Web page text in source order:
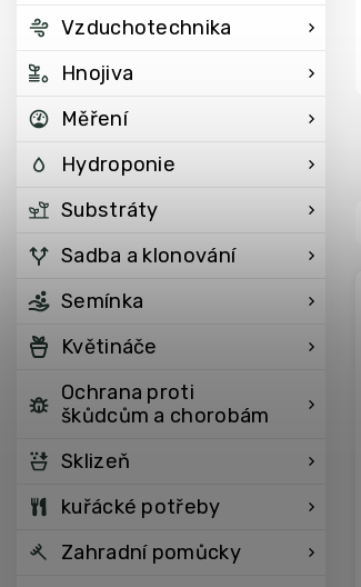
Vzduchotechnika
Hnojiva
Měření
Hydroponie
Substráty
Sadba a klonování
Semínka
Květináče
Ochrana proti
škůdcům a chorobám
Sklizeň
kuřácké potřeby
Zahradní pomůcky